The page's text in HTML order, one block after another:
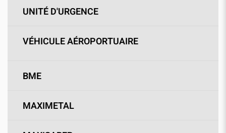
UNITÉ D'URGENCE
VÉHICULE AÉROPORTUAIRE
BME
MAXIMETAL